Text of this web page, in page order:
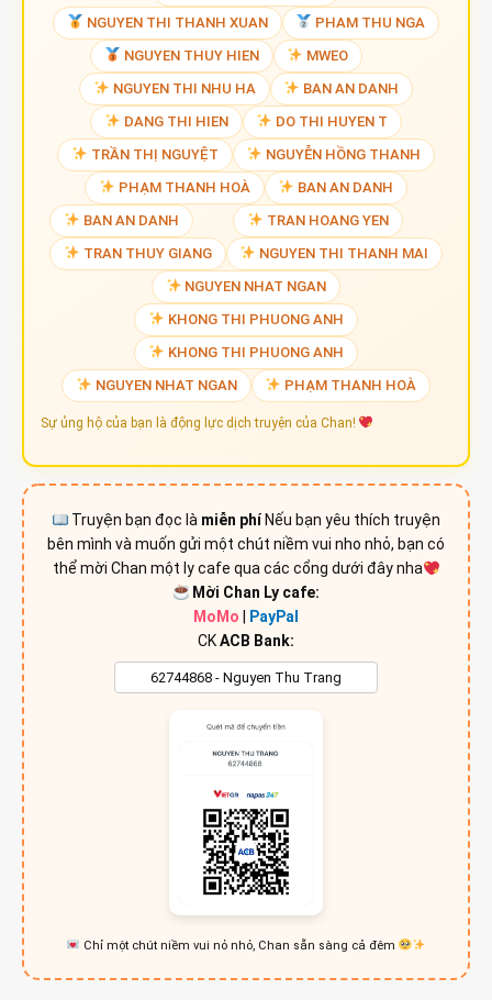
NGUYEN THI THANH XUAN
PHAM THU NGA
NGUYEN THUY HIEN
MWEO
NGUYEN THI NHU HA
BAN AN DANH
DANG THI HIEN
DO THI HUYEN T
TRẦN THỊ NGUYỆT
NGUYỄN HỒNG THANH
PHẠM THANH HOÀ
BAN AN DANH
BAN AN DANH
TRAN HOANG YEN
TRAN THUY GIANG
NGUYEN THI THANH MAI
NGUYEN NHAT NGAN
KHONG THI PHUONG ANH
KHONG THI PHUONG ANH
NGUYEN NHAT NGAN
PHẠM THANH HOÀ
Sự ủng hộ của bạn là động lực dịch truyện của Chan!
Truyện bạn đọc là miễn phíNếu bạn yêu thích truyện
bên mình và muốn gửi một chút niềm vui nho nhỏ, bạn có
thể mời Chan một ly cafe qua các cổng dưới đây nha
Mời Chan Ly cafe:
MoMo
PayPal
CKACB Bank:
Chỉ một chút niềm vui nỏ nhỏ, Chan sẵn sàng cả đêm